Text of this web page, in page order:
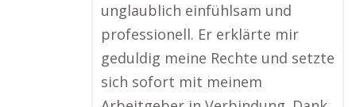
unglaublich einfühlsam und
professionell. Er erklärte mir
geduldig meine Rechte und setzte
sich sofort mit meinem